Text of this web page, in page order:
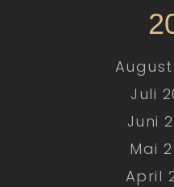
Juli
Juni
Mai
April